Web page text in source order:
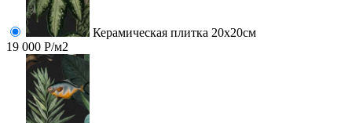
Керамическая плитка 20х20см
19 000 Р/м2